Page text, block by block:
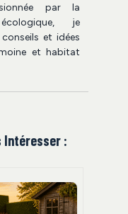
par la
je
et idées
et habitat
Intéresser :